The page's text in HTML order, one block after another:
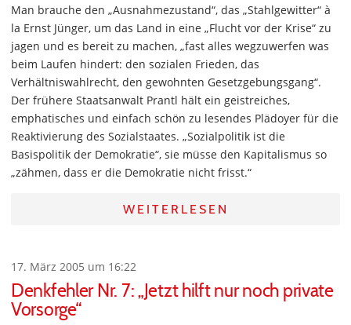
Man brauche den „Ausnahmezustand“, das „Stahlgewitter“ à
la Ernst Jünger, um das Land in eine „Flucht vor der Krise“ zu
jagen und es bereit zu machen, „fast alles wegzuwerfen was
beim Laufen hindert: den sozialen Frieden, das
Verhältniswahlrecht, den gewohnten Gesetzgebungsgang“.
Der frühere Staatsanwalt Prantl hält ein geistreiches,
emphatisches und einfach schön zu lesendes Plädoyer für die
Reaktivierung des Sozialstaates. „Sozialpolitik ist die
Basispolitik der Demokratie“, sie müsse den Kapitalismus so
„zähmen, dass er die Demokratie nicht frisst.“
WEITERLESEN
17. März 2005 um 16:22
Denkfehler Nr. 7: „Jetzt hilft nur noch private
Vorsorge“